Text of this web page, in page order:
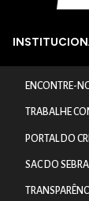
ENCONTRE-
TRABALHE
PORTAL DO
SAC DO